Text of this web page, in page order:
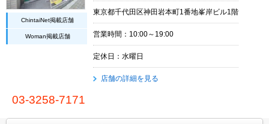
ChintaiNet掲載店舗
Woman掲載店舗
東京都千代田区神田岩本町1番地峯岸ビル1階
営業時間：10:00～19:00
定休日：水曜日
店舗の詳細を見る
03-3258-7171